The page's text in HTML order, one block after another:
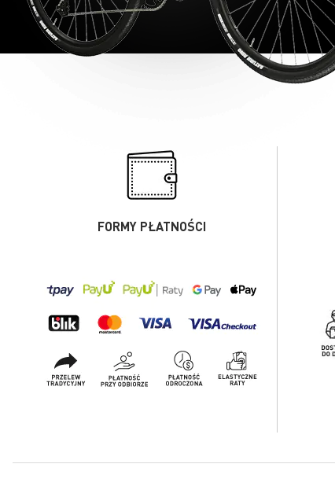
FORMY PŁATNOŚCI